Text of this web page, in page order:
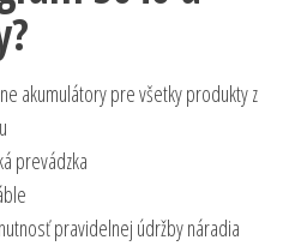
akumulátory pre všetky produkty z
prevádzka
pravidelnej údržby náradia